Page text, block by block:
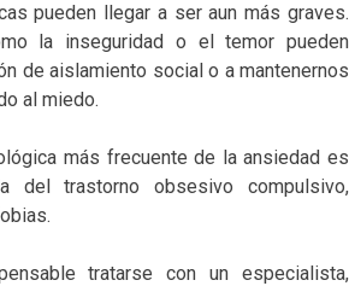
pueden llegar a ser aun más graves.
la inseguridad o el temor pueden
de aislamiento social o a mantenernos
al miedo.
más frecuente de la ansiedad es
del trastorno obsesivo compulsivo,
tratarse con un especialista,